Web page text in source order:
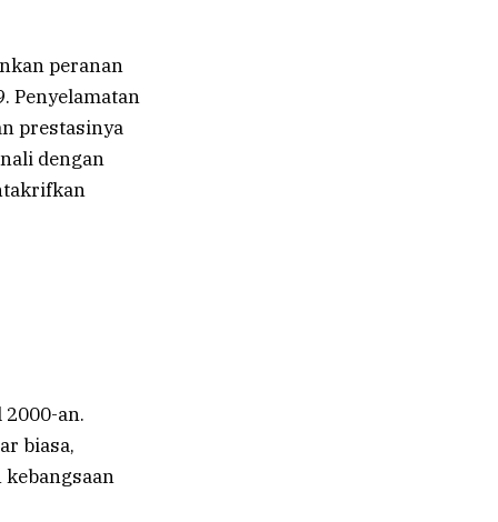
peranan
Penyelamatan
prestasinya
dengan
2000-an.
biasa,